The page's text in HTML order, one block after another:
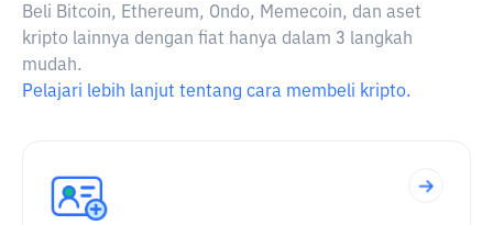
Beli Bitcoin, Ethereum, Ondo, Memecoin, dan aset
kripto lainnya dengan fiat hanya dalam 3 langkah
mudah.
Pelajari lebih lanjut tentang cara membeli kripto.